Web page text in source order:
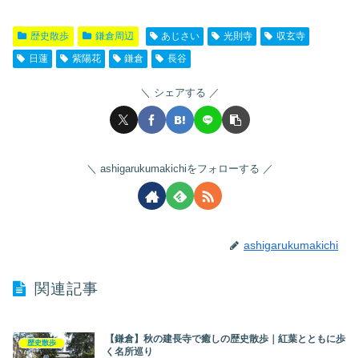
歴史散歩 鎌倉周辺 あじさい 光則寺
収玄寺
日蓮
紫陽花 鎌倉 長谷
シェアする
ashigarukumakichiをフォローする
ashigarukumakichi
関連記事
歴史散歩
【鎌倉】秋の建長寺で癒しの歴史散歩｜紅葉とともに歩
く名所巡り